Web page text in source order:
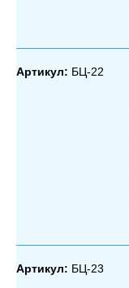
Артикул: БЦ-22
Артикул: БЦ-23